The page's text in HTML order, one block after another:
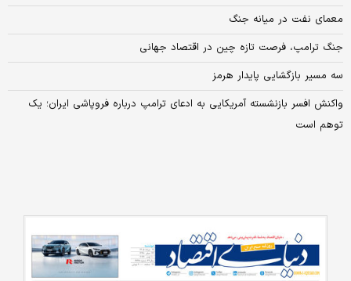
معمای نفت در میانه جنگ
جنگ ترامپ، فرصت تازه چین در اقتصاد جهانی
سه مسیر بازگشایی پایدار هرمز
واکنش افسر بازنشسته آمریکایی به ادعای ترامپ درباره فروپاشی ایران؛ یک
توهم است